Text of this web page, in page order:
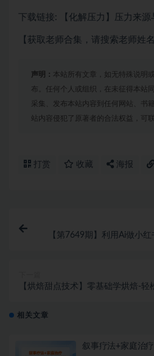
下载链接: 【化解压力】压力来源
【获取老师合集，请搜索老师姓名
声明： 本站所有文章，如无特殊说明
布。任何个人或组织，在未征得本站
采集、发布本站内容到任何网站、书
站内容侵犯了原著者的合法权益，可
打赏 收藏 海报
【第7649期】利用Ai做小
【烘焙甜点技术】零基础学烘焙-轻
相关文章
叙事疗法+家庭治